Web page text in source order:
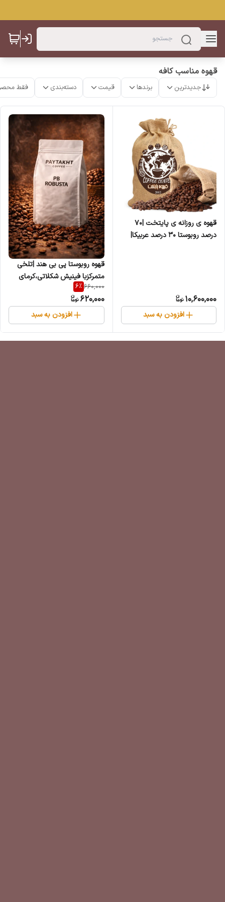
قهوه مناسب کافه
جدیدترین برندها قیمت دسته‌بندی فقط
قهوه ی روزانه ی پایتخت |۷۰
درصد روبوستا ۳۰ درصد عربیکا|
10,600,000
افزودن به سبد
قهوه روبوستا پی بی هند |تلخی
متمرکزبا فینیش شکلاتی،کرمای
قوی
660,000
6%
620,000
افزودن به سبد